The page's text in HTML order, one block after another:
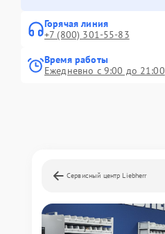
Горячая линия
+7 (800) 301-55-83
Время работы
Ежедневно с 9:00 до 21:00
Сервисный центр Liebherr